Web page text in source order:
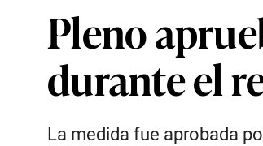
Pleno
durante el
La medida fue aprobada